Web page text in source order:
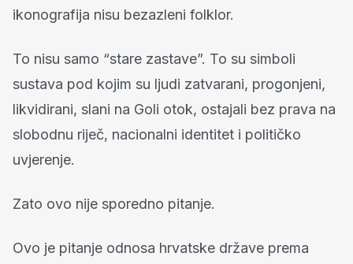
ikonografija nisu bezazleni folklor.
To nisu samo “stare zastave”. To su simboli
sustava pod kojim su ljudi zatvarani, progonjeni,
likvidirani, slani na Goli otok, ostajali bez prava na
slobodnu riječ, nacionalni identitet i političko
uvjerenje.
Zato ovo nije sporedno pitanje.
Ovo je pitanje odnosa hrvatske države prema